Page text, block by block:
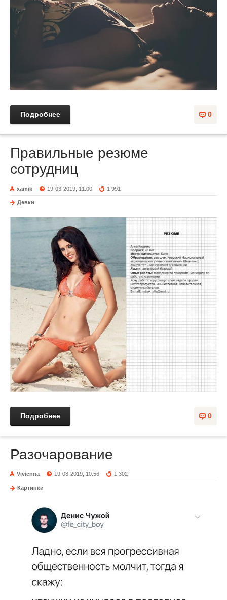
0
Подробнее
Правильные резюме
сотрудниц
xamik 19-03-2019, 11:00 1 991
Девки
0
Подробнее
Разочарование
Vivienna 19-03-2019, 10:56 1 302
Картинки